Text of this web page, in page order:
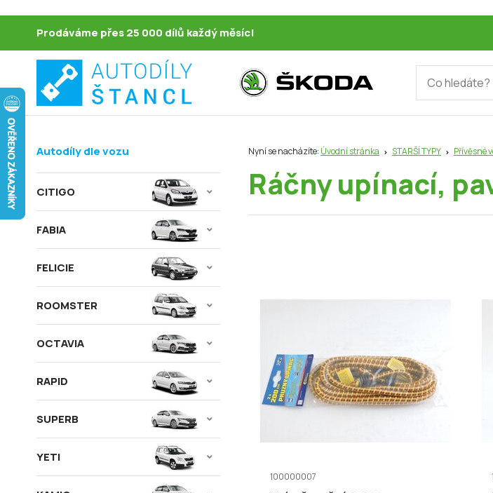
Prodáváme přes 25 000 dílů každý měsíc!
Nyní se nacházíte: Úvodní stránka STARŠÍ TYPY Přívěsné
Ráčny upínací,
100000007
Autodíly dle vozu
CITIGO
FABIA
FELICIE
ROOMSTER
OCTAVIA
RAPID
SUPERB
YETI